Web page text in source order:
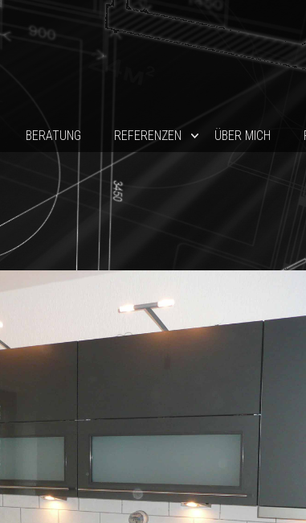
BERATUNG REFERENZEN ÜBER MICH